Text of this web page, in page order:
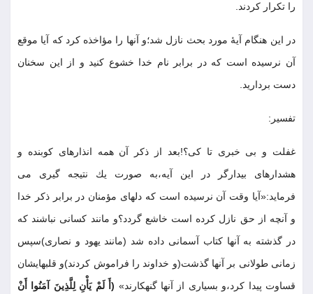
را تكرار كردند
در اين هنگام آيۀ مورد بحث نازل شد؛و آنها را مؤاخذه كرد كه آيا موقع
آن نرسيده است كه در برابر نام خدا خشوع كنيد و از اين سخنان
دست برداريد
تفسير :
غفلت و بى خبرى تا كى؟!بعد از ذكر آن همه انذارهاى كوبنده و
هشدارهاى بيدارگر در اين آيه،به صورت يك نتيجه گيرى مى
فرمايد:«آيا وقت آن نرسيده است كه دلهاى مؤمنان در برابر ذكر خدا
و آنچه از حق نازل كرده است خاشع گردد؟و مانند كسانى نباشند كه
در گذشته به آنها كتاب آسمانى داده شد (مانند يهود و نصارى)سپس
زمانى طولانى بر آنها گذشت(و خداوند را فراموش كردند)و قلبهايشان
قساوت پيدا كرد،و بسيارى از آنها گنهكارند» (أَ لَمْ يَأْنِ لِلَّذِينَ آمَنُوا أَنْ